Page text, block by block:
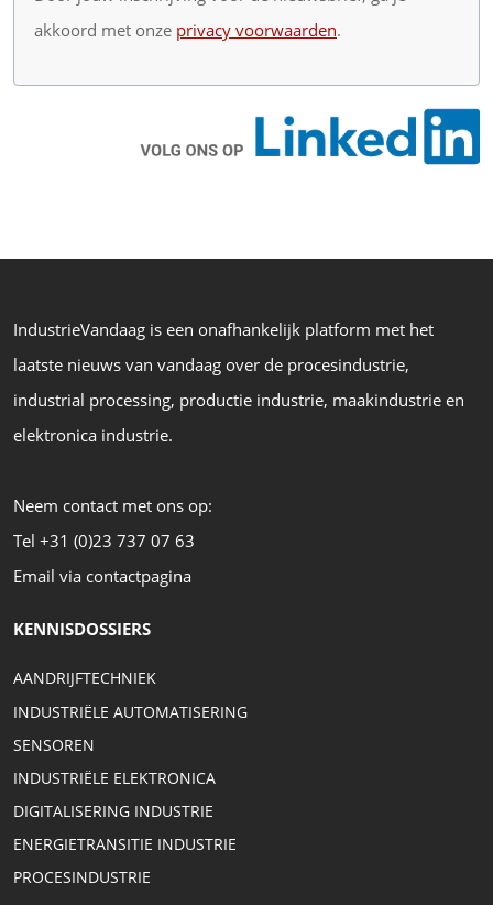
akkoord met onze privacy voorwaarden.
IndustrieVandaag is een onafhankelijk platform met het
laatste nieuws van vandaag over de procesindustrie,
industrial processing, productie industrie, maakindustrie en
elektronica industrie.
Neem contact met ons op:
Tel +31 (0)23 737 07 63
Email via contactpagina
KENNISDOSSIERS
AANDRIJFTECHNIEK
INDUSTRIËLE AUTOMATISERING
SENSOREN
INDUSTRIËLE ELEKTRONICA
DIGITALISERING INDUSTRIE
ENERGIETRANSITIE INDUSTRIE
PROCESINDUSTRIE